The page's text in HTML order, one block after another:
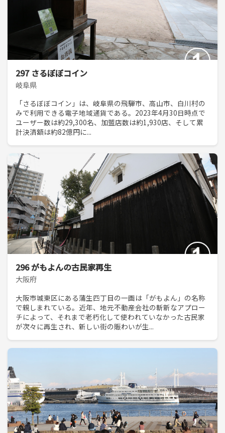
297 さるぼぼコイン
岐阜県
「さるぼぼコイン」は、岐阜県の飛騨市、高山市、白川村の
みで利用できる電子地域通貨である。2023年4月30日時点で
ユーザー数は約29,300名、加盟店数は約1,930店、そして累
計決済額は約82億円に...
296 がもよんの古民家再生
大阪府
大阪市城東区にある蒲生四丁目の一画は「がもよん」の名称
で親しまれている。近年、地元不動産会社の斬新なアプロー
チによって、それまで老朽化して使われていなかった古民家
が次々に再生され、新しい街の賑わいが生...